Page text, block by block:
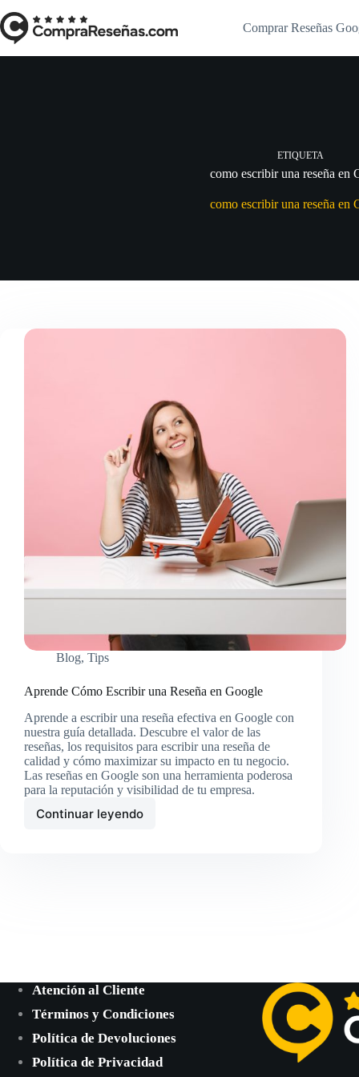
al
contenido
Comprar Reseñas
ETIQUETA
como escribir una reseña en
como escribir una reseña en
Blog, Tips
Aprende Cómo Escribir una Reseña en Google
Aprende a escribir una reseña efectiva en Google con
nuestra guía detallada. Descubre el valor de las
reseñas, los requisitos para escribir una reseña de
calidad y cómo maximizar su impacto en tu negocio.
Las reseñas en Google son una herramienta poderosa
para la reputación y visibilidad de tu empresa.
Continuar leyendo
Aprende
Atención al Cliente
Términos y Condiciones
Política de Devoluciones
Política de Privacidad